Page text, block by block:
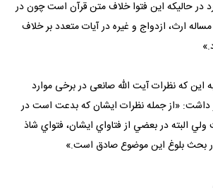
در حاليکه اين فتوا خلاف متن قرآن است چون در
ارث، ازدواج و غيره در آيات متعدد بر خلاف
این که نظرات آیت الله صانعی در برخی موارد
داشت: «از جمله نظرات ايشان که بدعت است در
البته در بعضي از فتاواي ايشان، فتواي شاذ
در بحث بلوغ اين موضوع صادق است.»